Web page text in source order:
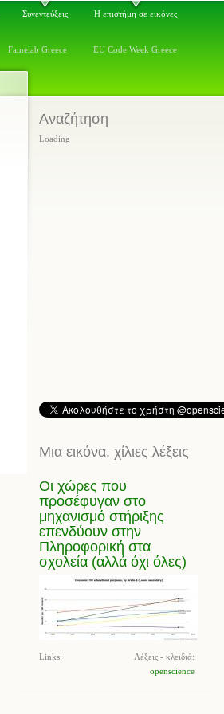
Συνεντεύξεις Η επιστήμη σε εικόνες
Famelab Greece EU Code Week Greece
Αναζήτηση
Loading
Μια εικόνα, χίλιες λέξεις
Οι χώρες που
προσέφυγαν στο
μηχανισμό στήριξης
επενδύουν στην
Πληροφορική στα
σχολεία (αλλά όχι όλες)
Λέξεις - κλειδιά:
openscience
Links: